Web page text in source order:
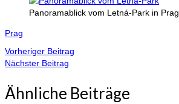
Panoramablick vom Letná-Park in Prag
Prag
Vorheriger Beitrag
Nächster Beitrag
Ähnliche Beiträge